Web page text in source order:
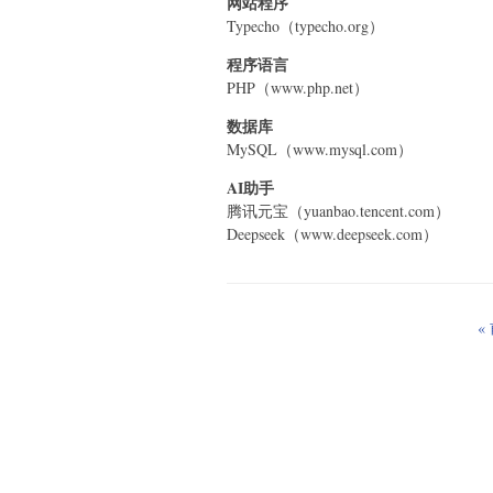
Typecho（typecho.org）
程序语言
PHP（www.php.net）
数据库
MySQL（www.mysql.com）
AI助手
腾讯元宝（yuanbao.tencent.com）
Deepseek（www.deepseek.com）
«